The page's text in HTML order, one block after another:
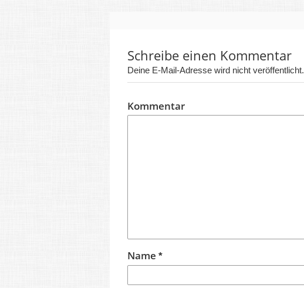
Schreibe einen Kommentar
Deine E-Mail-Adresse wird nicht veröffentlicht.
Kommentar
Name *